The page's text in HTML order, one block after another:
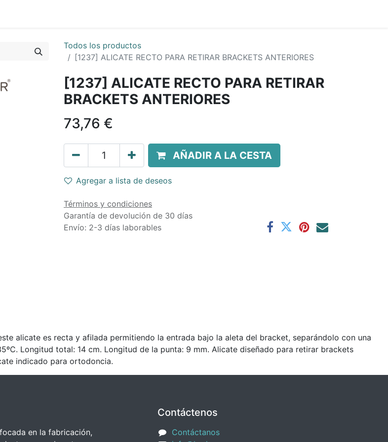
Todos los productos
[1237] ALICATE RECTO PARA RETIRAR BRACKETS ANTERIORES
[1237] ALICATE RECTO PARA RETIRAR
BRACKETS ANTERIORES
73,76 €
AÑADIR A LA CESTA
Agregar a lista de deseos
Términos y condiciones
Garantía de devolución de 30 días
Envío: 2-3 días laborables
alicate es recta y afilada permitiendo la entrada bajo la aleta del bracket, separándolo con una
Longitud total: 14 cm. Longitud de la punta: 9 mm. Alicate diseñado para retirar brackets
indicado para ortodoncia.
en la fabricación,
Contáctenos
Contáctanos